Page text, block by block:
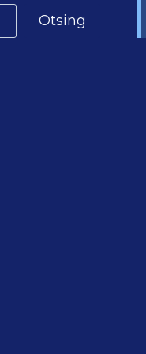
Otsing